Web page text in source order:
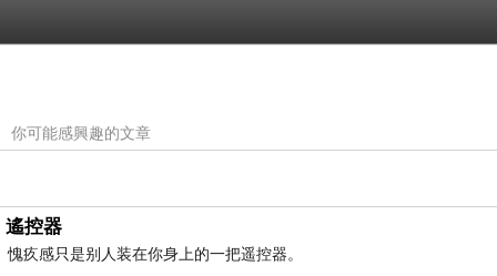
你可能感興趣的文章
遙控器
愧疚感只是别人装在你身上的一把遥控器。